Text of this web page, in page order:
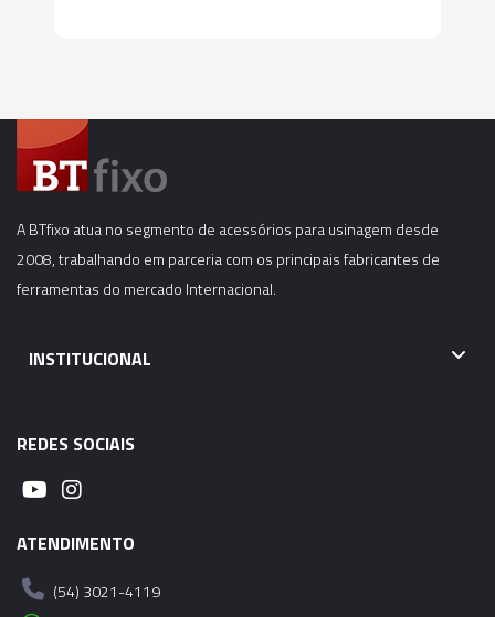
06444 - CONE INDUÇÃO TÉRMICA - SHRINK FIT -
HSK-A100-SF25-115MM
06445 - CONE INDUÇÃO TÉRMICA - SHRINK FIT -
HSK-A100-SF06-160MM
06446 - CONE INDUÇÃO TÉRMICA - SHRINK FIT -
06447 - CONE INDUÇÃO TÉRMICA - SHRINK FIT -
06448 - CONE INDUÇÃO TÉRMICA - SHRINK FIT -
06449 - CONE INDUÇÃO TÉRMICA - SHRINK FIT -
HSK-A100-SF14-160MM
A BTfixo atua no segmento de acessórios para usinagem desde
2008, trabalhando em parceria com os principais fabricantes de
ferramentas do mercado Internacional.
INSTITUCIONAL
REDES SOCIAIS
ATENDIMENTO
(54) 3021-4119